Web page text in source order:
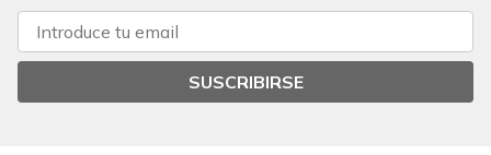
SUSCRIBIRSE